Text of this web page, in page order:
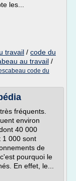
les...
travail / code du
au travail /
code du
fréquents.
environ
40 000
1 000 sont
de
pourquoi le
En effet, le...